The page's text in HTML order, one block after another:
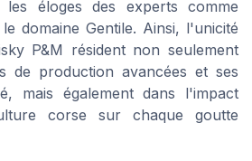
éloges des experts comme
domaine Gentile. Ainsi, l'unicité
P&M résident non seulement
de production avancées et ses
mais également dans l'impact
corse sur chaque goutte